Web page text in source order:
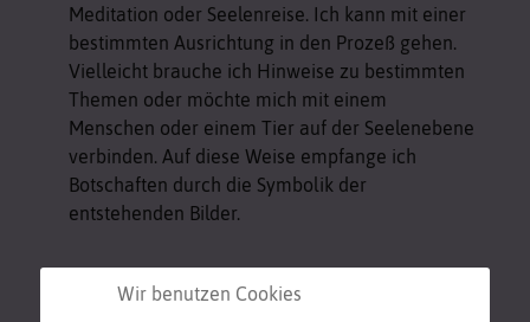
Meditation oder Seelenreise. Ich kann mit einer
bestimmten Ausrichtung in den Prozeß gehen.
Vielleicht brauche ich Hinweise zu bestimmten
Themen oder möchte mich mit einem
Menschen oder einem Tier auf der Seelenebene
verbinden. Auf diese Weise empfange ich
Botschaften durch die Symbolik der
entstehenden Bilder.
Wir benutzen Cookies